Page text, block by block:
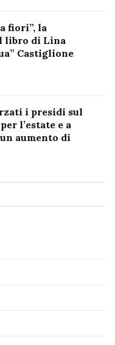
fiori”, la
libro di Lina
Castiglione
i presidi sul
l’estate e a
aumento di